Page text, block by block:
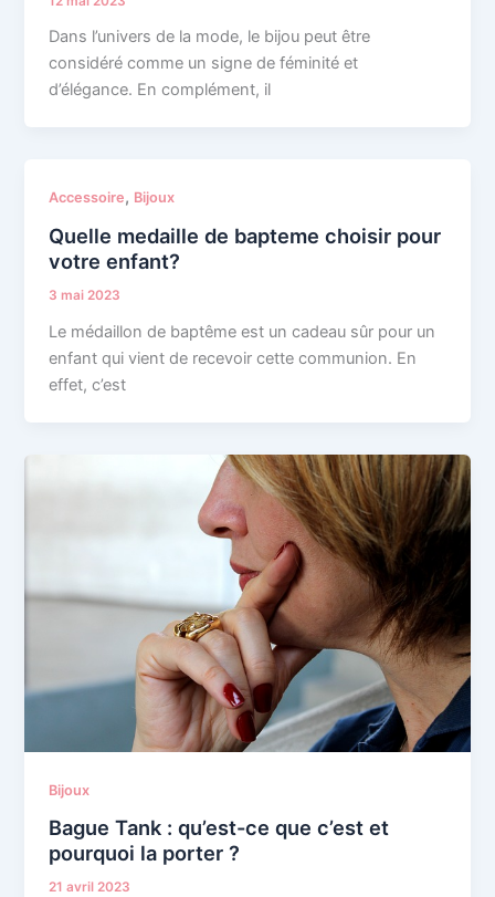
Dans l’univers de la mode, le bijou peut être
considéré comme un signe de féminité et
d’élégance. En complément, il
Accessoire, Bijoux
Quelle medaille de bapteme choisir pour
votre enfant?
3 mai 2023
Le médaillon de baptême est un cadeau sûr pour un
enfant qui vient de recevoir cette communion. En
effet, c’est
Bijoux
Bague Tank : qu’est-ce que c’est et
pourquoi la porter ?
21 avril 2023